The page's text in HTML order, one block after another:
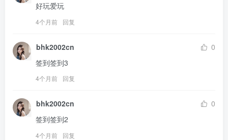
好玩爱玩
4个月前 回复
bhk2002cn
0
签到签到3
4个月前 回复
bhk2002cn
0
签到签到2
4个月前 回复